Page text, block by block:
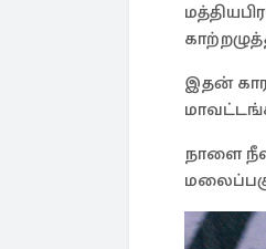
இதன்
நாளை